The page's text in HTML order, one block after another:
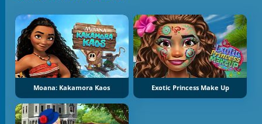
Moana: Kakamora Kaos Exotic Princess Make Up